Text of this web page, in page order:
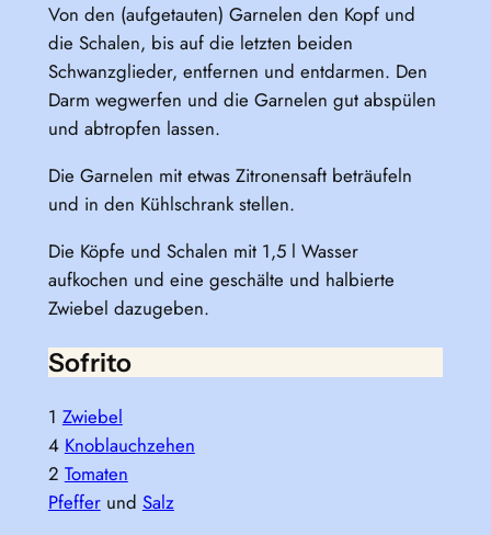
Von den (aufgetauten) Garnelen den Kopf und
die Schalen, bis auf die letzten beiden
Schwanzglieder, entfernen und entdarmen. Den
Darm wegwerfen und die Garnelen gut abspülen
und abtropfen lassen.
Die Garnelen mit etwas Zitronensaft beträufeln
und in den Kühlschrank stellen.
Die Köpfe und Schalen mit 1,5 l Wasser
aufkochen und eine geschälte und halbierte
Zwiebel dazugeben.
Sofrito
1 Zwiebel
4 Knoblauchzehen
2 Tomaten
Pfefferund Salz